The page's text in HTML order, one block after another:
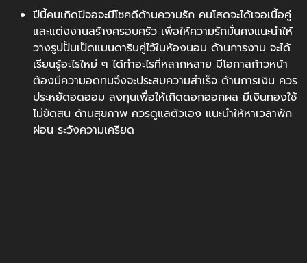
ปีนี้คนเกิดปีจอจะมีโชคดีด้านความรัก คนโสดจะได้เจอเนื้อคู่
และแต่งงานสร้างครอบครัว เพื่อให้ความรักมั่นคงแนะนำให้
วางรูปปั้นเป็ดแมนดารินคู่ไว้ในห้องนอน ด้านการงาน จะได้
เรียนรู้อะไรใหม่ ๆ ได้ทำอะไรที่หลากหลาย มีโอกาสก้าวหน้า
ต้องมีความอดทนจึงจะประสบความสำเร็จ ด้านการเงิน ควร
ประหยัดอดออม ลงทุนเพื่อให้เกิดดอกออกผล มีเงินทองใช้
ไม่ขัดสน ด้านสุขภาพ ควรดูแลตัวเอง แนะนำให้หาเวลาพัก
ผ่อน ระวังความเครียด